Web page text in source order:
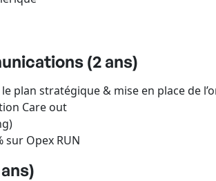
(2 ans)
plan stratégique & mise en place de
Care out
sur Opex RUN